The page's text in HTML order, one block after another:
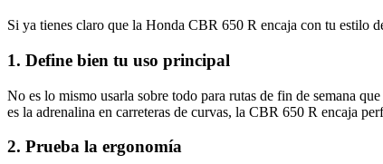
Si ya tienes claro que la Honda CBR 650 R encaja con tu estilo
1. Define bien tu uso principal
No es lo mismo usarla sobre todo para rutas de fin de semana
es la adrenalina en carreteras de curvas, la CBR 650 R encaja
2. Prueba la ergonomía